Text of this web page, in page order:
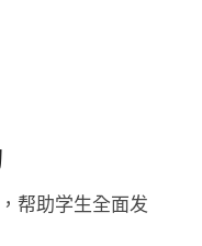
帮助学生全面发